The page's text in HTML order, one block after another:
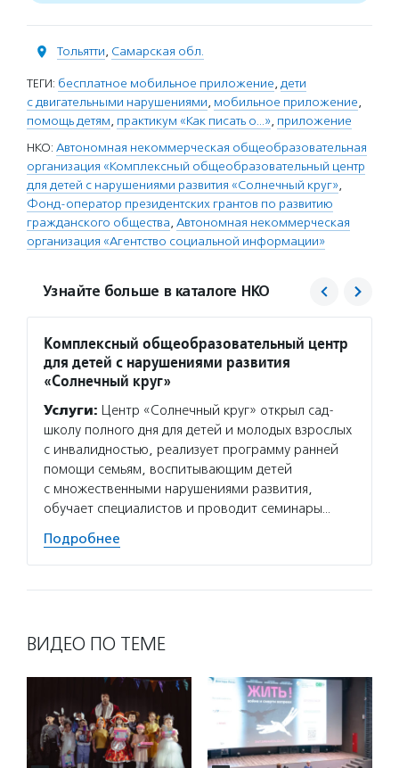
Тольятти, Самарская обл.
ТЕГИ: бесплатное мобильное приложение, дети
с двигательными нарушениями, мобильное приложение,
помощь детям, практикум «Как писать о…», приложение
НКО: Автономная некоммерческая общеобразовательная
организация «Комплексный общеобразовательный центр
для детей с нарушениями развития «Солнечный круг»,
Фонд-оператор президентских грантов по развитию
гражданского общества, Автономная некоммерческая
организация «Агентство социальной информации»
Узнайте больше в каталоге НКО
Комплексный общеобразовательный центр
для детей с нарушениями развития
«Солнечный круг»
Услуги: Центр «Солнечный круг» открыл сад-
школу полного дня для детей и молодых взрослых
с инвалидностью, реализует программу ранней
помощи семьям, воспитывающим детей
с множественными нарушениями развития,
обучает специалистов и проводит семинары…
Подробнее
ВИДЕО ПО ТЕМЕ